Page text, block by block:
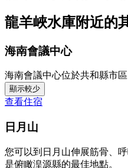
龍羊峽水庫附近的
海南會議中心
海南會議中心位於共和縣市區
顯示較少
查看住宿
日月山
您可以到日月山伸展筋骨、
是俯瞰湟源縣的最佳地點。